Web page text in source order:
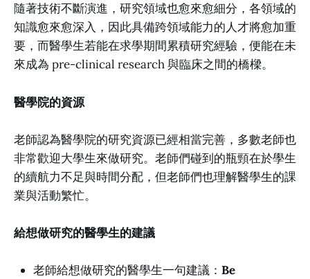
隨著技術不斷演進，研究領域也愈來愈細分，各領域的
知識愈來愈深入，因此具備跨領域能力的人才將愈加重
要，而醫學生若能在求學期間累積研究經驗，便能在未
來成為 pre-clinical research 與臨床之間的橋樑。
醫學院的資源
老師認為醫學院的研究資源已經相當完善，多數老師也
非常歡迎大學生來做研究。老師們碰到的瓶頸在於學生
的續航力不足與時間分配，但老師們也理解醫學生的課
業與活動繁忙。
給想做研究的醫學生的建議
老師給想做研究的醫學生一句建議： Be